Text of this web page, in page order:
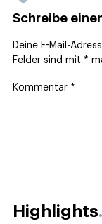
Schreibe
Deine E-Mail-
Felder sind mit *
Kommentar *
Highlights